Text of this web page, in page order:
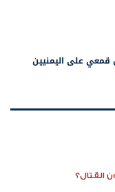
قمعي على اليمنيين
القتال؟